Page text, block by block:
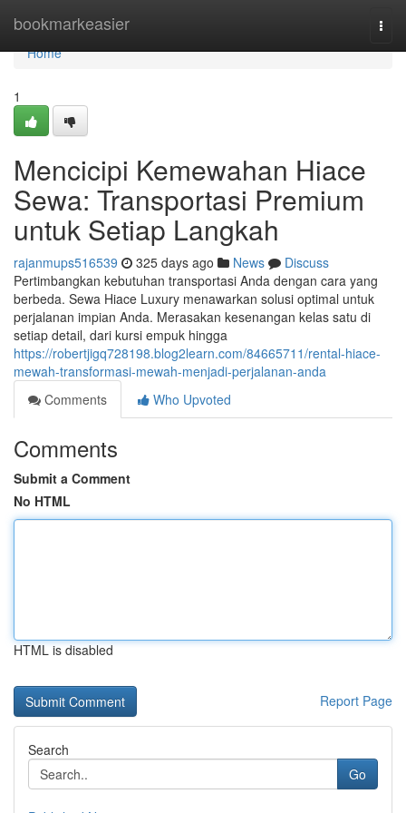
bookmarkeasier
Home
Home
1
Mencicipi Kemewahan Hiace
Sewa: Transportasi Premium
untuk Setiap Langkah
rajanmups516539 325 days ago News
Discuss
Pertimbangkan kebutuhan transportasi Anda dengan cara yang
berbeda. Sewa Hiace Luxury menawarkan solusi optimal untuk
perjalanan impian Anda. Merasakan kesenangan kelas satu di
setiap detail, dari kursi empuk hingga
https://robertjigq728198.blog2learn.com/84665711/rental-hiace-
mewah-transformasi-mewah-menjadi-perjalanan-anda
Comments
Who Upvoted
Comments
Submit a Comment
No HTML
HTML is disabled
Report Page
Search
Go